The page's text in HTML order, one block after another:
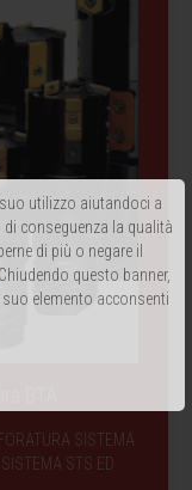
utilizzo aiutandoci a
conseguenza la qualità
di più o negare il
Chiudendo questo banner,
elemento acconsenti
BTA
SISTEMA
STS ED